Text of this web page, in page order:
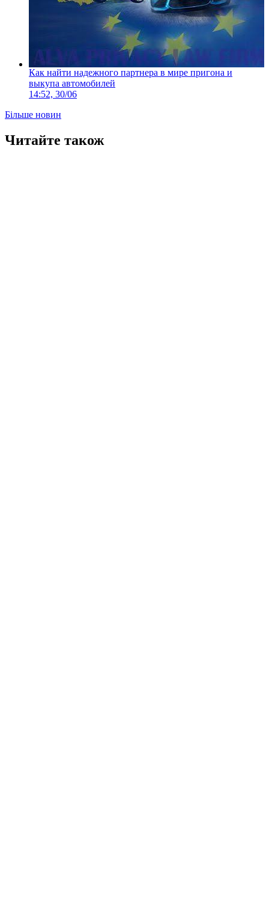
Как найти надежного партнера в мире пригона и
выкупа автомобилей
14:52, 30/06
Більше новин
Читайте також